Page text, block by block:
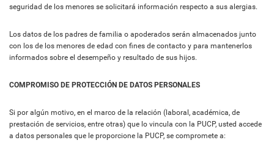
seguridad de los menores se solicitará información respecto a sus alergias.
Los datos de los padres de familia o apoderados serán almacenados junto
con los de los menores de edad con fines de contacto y para mantenerlos
informados sobre el desempeño y resultado de sus hijos.
COMPROMISO DE PROTECCIÓN DE DATOS PERSONALES
Si por algún motivo, en el marco de la relación (laboral, académica, de
prestación de servicios, entre otras) que lo vincula con la PUCP, usted accede
a datos personales que le proporcione la PUCP, se compromete a: